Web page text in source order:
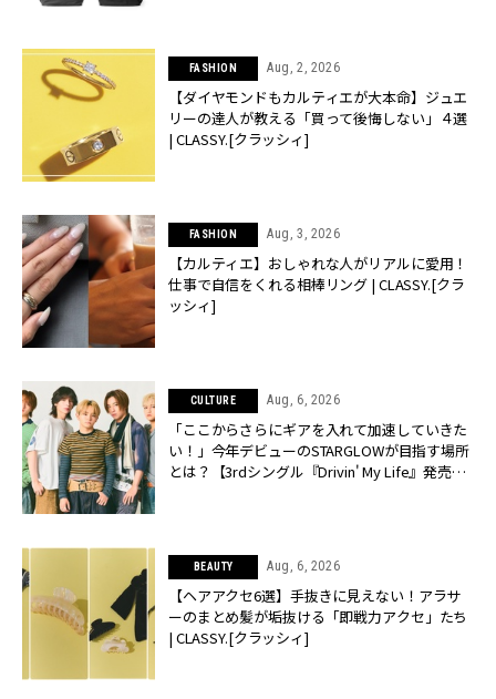
FASHION Aug, 2, 2026
【ダイヤモンドもカルティエが大本命】ジュエ
リーの達人が教える「買って後悔しない」４選
| CLASSY.[クラッシィ]
FASHION Aug, 3, 2026
【カルティエ】おしゃれな人がリアルに愛用！
仕事で自信をくれる相棒リング | CLASSY.[クラ
ッシィ]
CULTURE Aug, 6, 2026
「ここからさらにギアを入れて加速していきた
い！」今年デビューのSTARGLOWが目指す場所
とは？【3rdシングル『Drivin' My Life』発売】 |
BEAUTY Aug, 6, 2026
【ヘアアクセ6選】手抜きに見えない！アラサ
ーのまとめ髪が垢抜ける「即戦力アクセ」たち
| CLASSY.[クラッシィ]